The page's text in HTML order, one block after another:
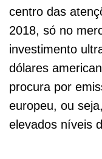
centro das
2018, só no
investimento
dólares
procura por
europeu, ou
elevados níveis